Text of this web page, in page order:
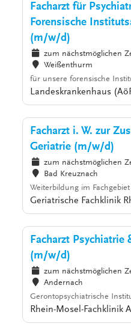
Facharzt für
Forensische
(m/w/d)
zum nächstmöglichen
Weißenthurm
für unsere forensische
Landeskrankenhaus
Facharzt i. W. zur
Geriatrie (m/w/d)
zum nächstmöglichen
Bad Kreuznach
Weiterbildung im
Geriatrische Fachklinik
Facharzt Psychiatrie
(m/w/d)
zum nächstmöglichen
Andernach
Gerontopsychiatrische
Rhein-Mosel-Fachklinik